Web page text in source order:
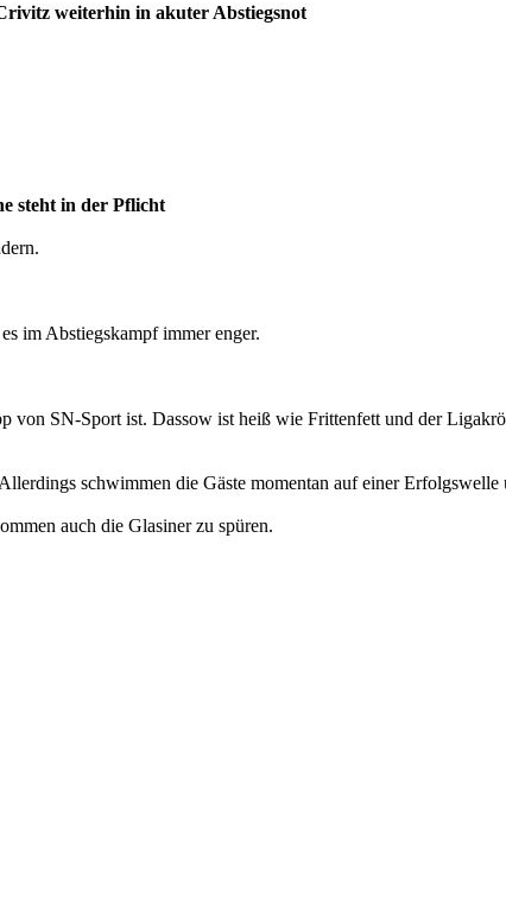
weiterhin in akuter Abstiegsnot
steht in der Pflicht
im Abstiegskampf immer enger.
von SN-Sport ist. Dassow ist heiß wie Frittenfett und der
schwimmen die Gäste momentan auf einer
auch die Glasiner zu spüren.